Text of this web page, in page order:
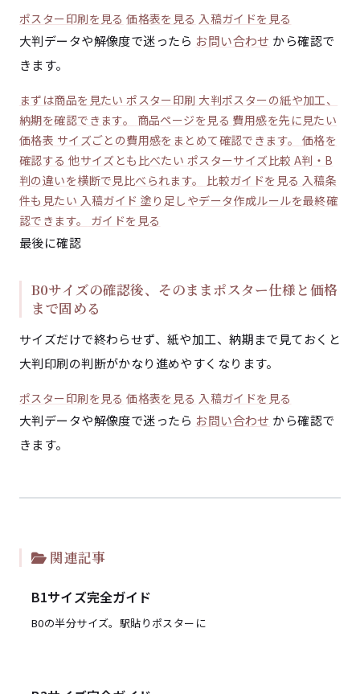
ポスター印刷を見る 価格表を見る 入稿ガイドを見る
大判データや解像度で迷ったら お問い合わせ から確認で
きます。
まずは商品を見たい ポスター印刷 大判ポスターの紙や加工、
納期を確認できます。
商品ページを見る 費用感を先に見たい
価格表 サイズごとの費用感をまとめて確認できます。
価格を
確認する 他サイズとも比べたい ポスターサイズ比較 A判・B
判の違いを横断で見比べられます。
比較ガイドを見る 入稿条
件も見たい 入稿ガイド 塗り足しやデータ作成ルールを最終確
認できます。
ガイドを見る
最後に確認
B0サイズの確認後、そのままポスター仕様と価格
まで固める
サイズだけで終わらせず、紙や加工、納期まで見ておくと
大判印刷の判断がかなり進めやすくなります。
ポスター印刷を見る 価格表を見る 入稿ガイドを見る
大判データや解像度で迷ったら お問い合わせ から確認で
きます。
関連記事
B1サイズ完全ガイド
B0の半分サイズ。駅貼りポスターに